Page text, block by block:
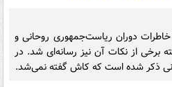
خاطرات دوران ریاست‌جمهوری روحانی و
برخی از نکات آن نیز رسانه‌ای شد. در
ذکر شده است که کاش گفته نمی‌شد.